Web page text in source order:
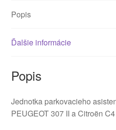
Popis
Ďalšie informácie
Popis
Jednotka parkovacieho
PEUGEOT 307 II a Citroën C4